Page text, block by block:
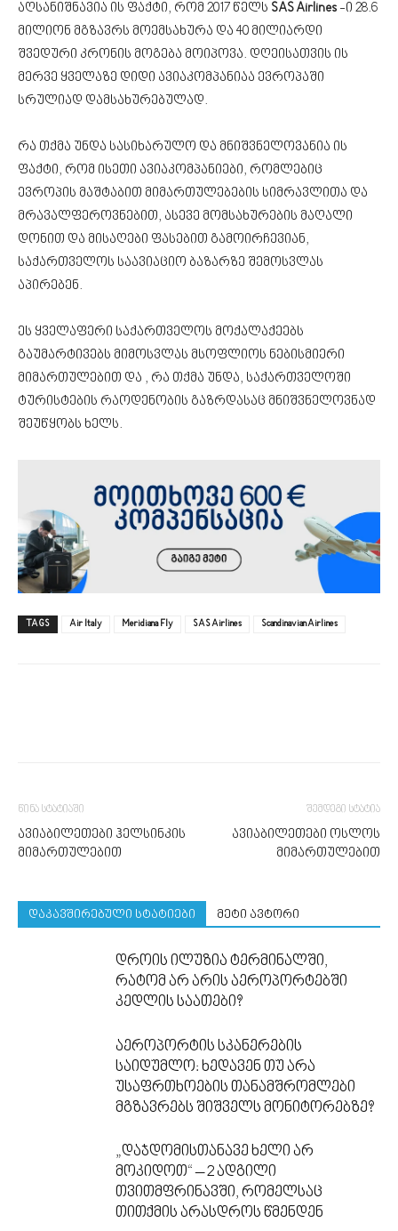
აღსანიშნავია ის ფაქტი, რომ 2017 წელს SAS Airlines -ი 28.6
მილიონ მგზავრს მოემსახურა და 40 მილიარდი
შვედური კრონის მოგება მოიპოვა. დღეისათვის ის
მერვე ყველაზე დიდი ავიაკომპანიაა ევროპაში
სრულიად დამსახურებულად.
რა თქმა უნდა სასიხარულო და მნიშვნელოვანია ის
ფაქტი, რომ ისეთი ავიაკომპანიები, რომლებიც
ევროპის მაშტაბით მიმართულებების სიმრავლითა და
მრავალფეროვნებით, ასევე მომსახურების მაღალი
დონით და მისაღები ფასებით გამოირჩევიან,
საქართველოს საავიაციო ბაზარზე შემოსვლას
აპირებენ.
ეს ყველაფერი საქართველოს მოქალაქეებს
გაუმარტივებს მიმოსვლას მსოფლიოს ნებისმიერი
მიმართულებით და , რა თქმა უნდა, საქართველოში
ტურისტების რაოდენობის გაზრდასაც მნიშვნელოვნად
შეუწყობს ხელს.
TAGS Air Italy Meridiana Fly SAS Airlines Scandinavian Airlines
წინა სტატიაში
ავიაბილეთები ჰელსინკის
მიმართულებით
შემდეგი სტატია
ავიაბილეთები ოსლოს
მიმართულებით
დაკავშირებული სტატიები მეტი ავტორი
დროის ილუზია ტერმინალში,
რატომ არ არის აეროპორტებში
კედლის საათები?
აეროპორტის სკანერების
საიდუმლო: ხედავენ თუ არა
უსაფრთხოების თანამშრომლები
მგზავრებს შიშველს მონიტორებზე?
„დაჯდომისთანავე ხელი არ
მოკიდოთ“ – 2 ადგილი
თვითმფრინავში, რომელსაც
თითქმის არასდროს წმენდენ